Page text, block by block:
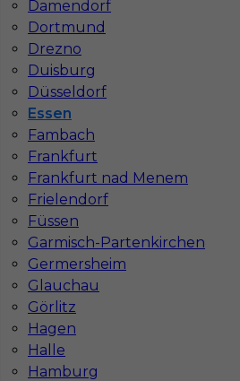
Damendorf
Dortmund
Drezno
Duisburg
Düsseldorf
Essen
Fambach
Frankfurt
Frankfurt nad Menem
Frielendorf
Füssen
Garmisch-Partenkirchen
Germersheim
Glauchau
Görlitz
Hagen
Halle
Hamburg
Jak znaleźć pracę za
Czy praca Niemcy na
opłaca przy obecnych
Gdzie do pracy za granicę?
Co to jest Gewerbe?
Czy praca w Niemczech na
bezpieczna pod kątem BHP?